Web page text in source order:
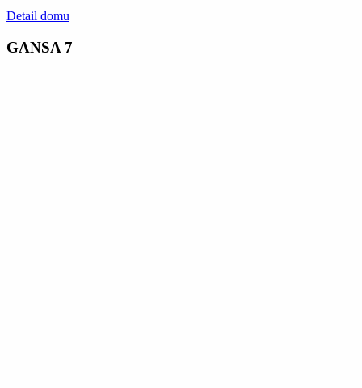
Detail domu
GANSA 7